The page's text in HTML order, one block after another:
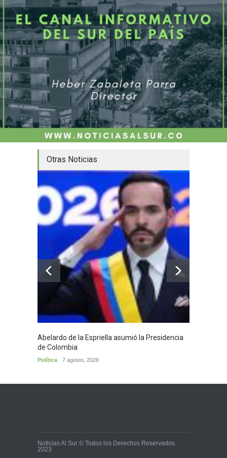
Otras Noticias
Abelardo de la Espriella asumió la Presidencia
de Colombia
Política 7 agosto, 2026
Noticias Al Sur © Todos los Derechos Reservados
2023